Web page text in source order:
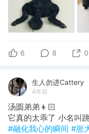
6 8 0
生人勿进Cattery
4年前
汤圆弟弟👦🏻
它真的太乖了 小名叫
#融化我心的瞬间 #崽